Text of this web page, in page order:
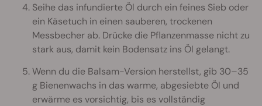
Seihe das infundierte Öl durch ein feines Sieb oder
ein Käsetuch in einen sauberen, trockenen
Messbecher ab. Drücke die Pflanzenmasse nicht zu
stark aus, damit kein Bodensatz ins Öl gelangt.
Wenn du die Balsam-Version herstellst, gib 30–35
g Bienenwachs in das warme, abgesiebte Öl und
erwärme es vorsichtig, bis es vollständig